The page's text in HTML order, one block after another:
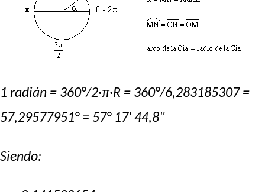
1 radián = 360°/2·π·R = 360°/6,283185307 =
57,29577951° = 57° 17' 44,8"
Siendo: